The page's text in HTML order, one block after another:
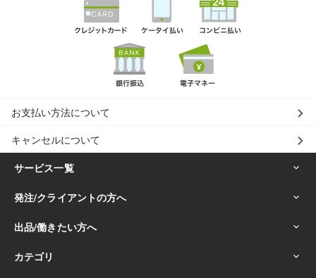
お支払い方法について
キャンセルについて